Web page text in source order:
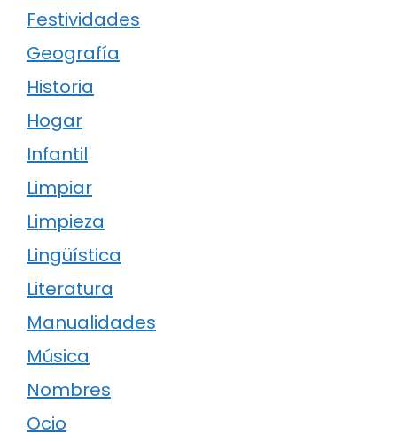
Festividades
Geografía
Historia
Hogar
Infantil
Limpiar
Limpieza
Lingüística
Literatura
Manualidades
Música
Nombres
Ocio